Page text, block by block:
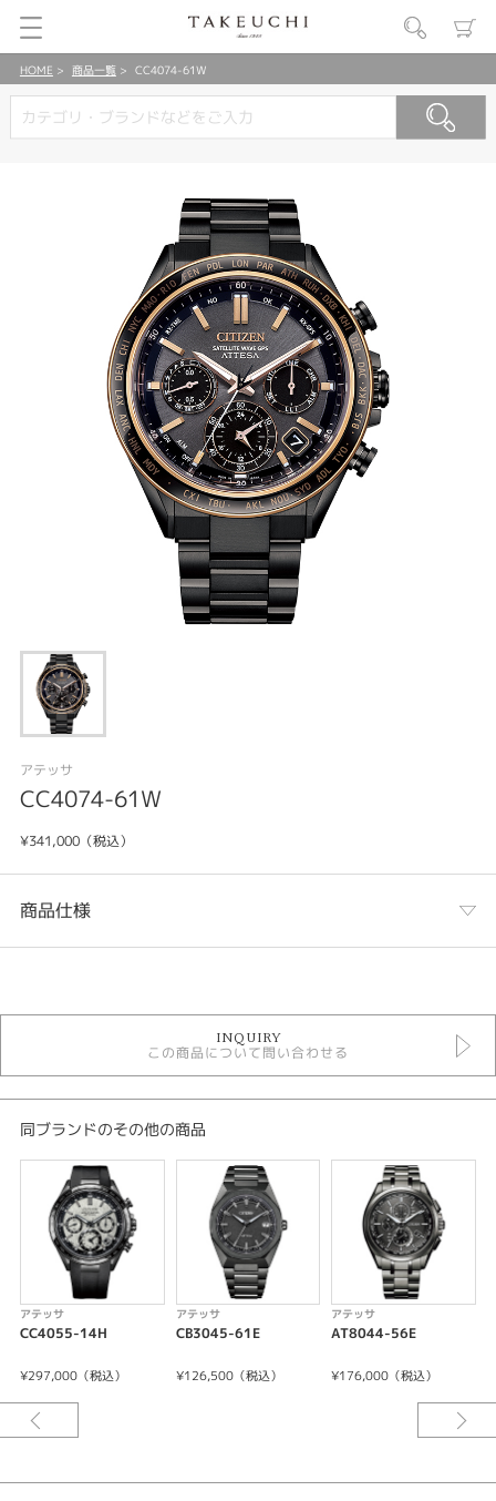
HOME 商品一覧 CC4074-61W
アテッサ
CC4074-61W
¥341,000（税込）
商品仕様
時計
金属ベルト
ソーラーGPS
10気圧防水
アテッサ
メンズ 腕時計
性別
メンズ
腕時計
キャリバーNo/F950
精度:±5秒／月(非受信時)
INQUIRY
この商品について問い合わせる
同ブランドのその他の商品
アテッサ
CC4055-14H
¥297,000（税込）
アテッサ
CB3045-61E
¥126,500（税込）
アテッサ
AT8044-56E
¥176,000（税込）